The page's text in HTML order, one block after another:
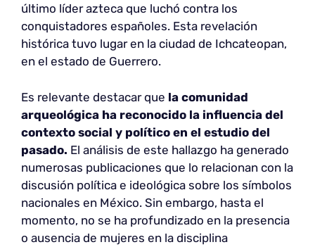
último líder azteca que luchó contra los
conquistadores españoles. Esta revelación
histórica tuvo lugar en la ciudad de Ichcateopan,
en el estado de Guerrero.
Es relevante destacar que la comunidad
arqueológica ha reconocido la influencia del
contexto social y político en el estudio del
pasado. El análisis de este hallazgo ha generado
numerosas publicaciones que lo relacionan con la
discusión política e ideológica sobre los símbolos
nacionales en México. Sin embargo, hasta el
momento, no se ha profundizado en la presencia
o ausencia de mujeres en la disciplina